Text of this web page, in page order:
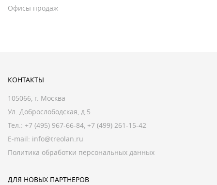
Офисы продаж
КОНТАКТЫ
105066, г. Москва
Ул. Доброслободская, д.5
Тел.: +7 (495) 967-66-84, +7 (499) 261-15-42
E-mail: info@treolan.ru
Политика обработки персональных данных
ДЛЯ НОВЫХ ПАРТНЕРОВ